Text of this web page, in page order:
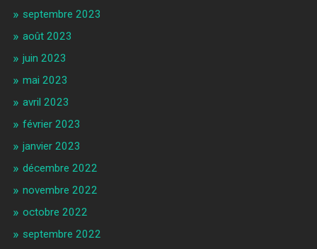
septembre 2023
août 2023
juin 2023
mai 2023
avril 2023
février 2023
janvier 2023
décembre 2022
novembre 2022
octobre 2022
septembre 2022